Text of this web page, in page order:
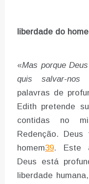
liberdade do
«Mas porque Deus
quis salvar-nos
palavras de
Edith pretende
contidas no
Redenção.
homem39. Este
Deus está
liberdade